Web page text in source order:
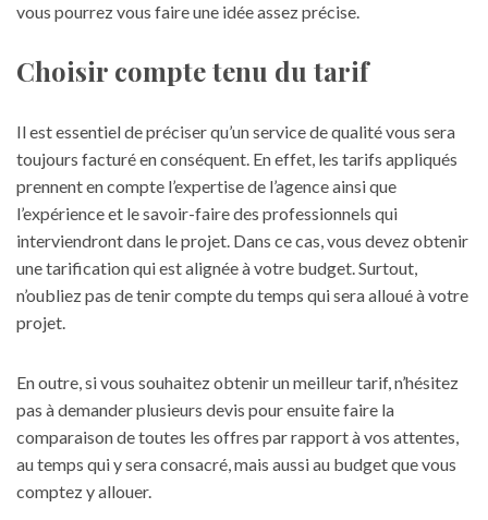
vous pourrez vous faire une idée assez précise.
Choisir compte tenu du tarif
Il est essentiel de préciser qu’un service de qualité vous sera
toujours facturé en conséquent. En effet, les tarifs appliqués
prennent en compte l’expertise de l’agence ainsi que
l’expérience et le savoir-faire des professionnels qui
interviendront dans le projet. Dans ce cas, vous devez obtenir
une tarification qui est alignée à votre budget. Surtout,
n’oubliez pas de tenir compte du temps qui sera alloué à votre
projet.
En outre, si vous souhaitez obtenir un meilleur tarif, n’hésitez
pas à demander plusieurs devis pour ensuite faire la
comparaison de toutes les offres par rapport à vos attentes,
au temps qui y sera consacré, mais aussi au budget que vous
comptez y allouer.